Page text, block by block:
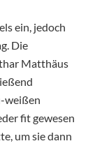
ein, jedoch
Die
Matthäus
weißen
fit gewesen
um sie dann